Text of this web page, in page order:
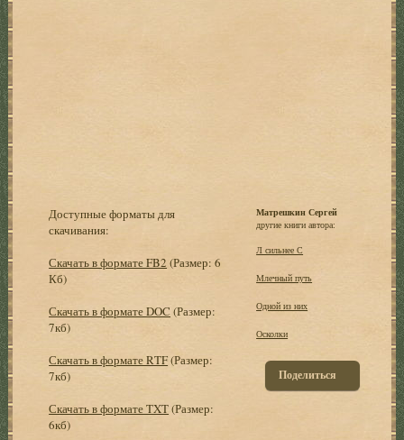
Доступные форматы для
скачивания:
Скачать в формате FB2 (Размер: 6
Кб)
Скачать в формате DOC (Размер:
7кб)
Скачать в формате RTF(Размер:
7кб)
Скачать в формате TXT(Размер:
6кб)
Матрешкин Сергей
другие книги автора:
Л сильнее С
Млечный путь
Одной из них
Осколки
Поделиться